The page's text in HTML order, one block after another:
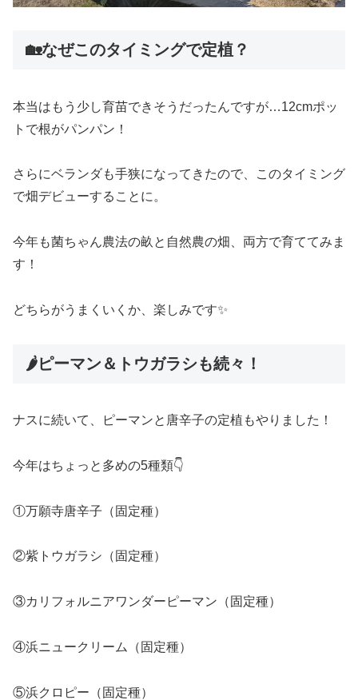
🏡なぜこのタイミングで定植？
本当はもう少し育苗できそうだったんですが…12cmポッ
トで根がパンパン！
さらにベランダも手狭になってきたので、このタイミング
で畑デビューすることに。
今年も菌ちゃん農法の畝と自然農の畑、両方で育ててみま
す！
どちらがうまくいくか、楽しみです✨
🌶ピーマン＆トウガラシも続々！
ナスに続いて、ピーマンと唐辛子の定植もやりました！
今年はちょっと多めの5種類👇
①万願寺唐辛子（固定種）
②紫トウガラシ（固定種）
③カリフォルニアワンダーピーマン（固定種）
④浜ニュークリーム（固定種）
⑤浜クロピー（固定種）